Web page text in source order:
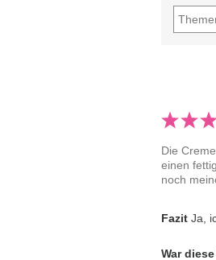
Die
einen
noch
FazitJa,
War